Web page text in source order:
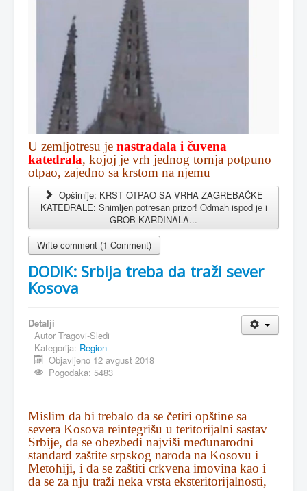
U zemljotresu je nastradala i čuvena
katedrala, kojoj je vrh jednog tornja potpuno
otpao, zajedno sa krstom na njemu
Opširnije: KRST OTPAO SA VRHA ZAGREBAČKE
KATEDRALE: Snimljen potresan prizor! Odmah ispod je i
GROB KARDINALA...
Write comment (1 Comment)
DODIK: Srbija treba da traži sever
Kosova
Detalji
Autor Tragovi-Sledi
Kategorija: Region
Objavljeno 12 avgust 2018
Pogodaka: 5483
Mislim da bi trebalo da se četiri opštine sa
severa Kosova reintegrišu u teritorijalni sastav
Srbije, da se obezbedi najviši međunarodni
standard zaštite srpskog naroda na Kosovu i
Metohiji, i da se zaštiti crkvena imovina kao i
da se za nju traži neka vrsta eksteritorijalnosti,